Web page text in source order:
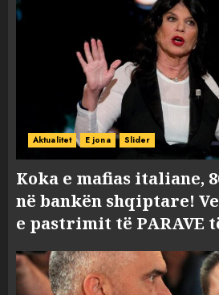
Aktualitet E jona Slider
Koka e mafias italiane,
në bankën shqiptare!
e pastrimit të PARAVE